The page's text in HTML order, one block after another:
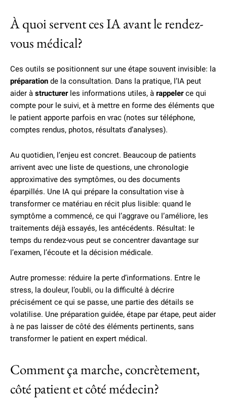
À quoi servent ces IA avant le rendez-
vous médical?
Ces outils se positionnent sur une étape souvent invisible: la
préparation de la consultation. Dans la pratique, l’IA peut
aider à structurerles informations utiles, à rappelerce qui
compte pour le suivi, et à mettre en forme des éléments que
le patient apporte parfois en vrac (notes sur téléphone,
comptes rendus, photos, résultats d’analyses).
Au quotidien, l’enjeu est concret. Beaucoup de patients
arrivent avec une liste de questions, une chronologie
approximative des symptômes, ou des documents
éparpillés. Une IA qui prépare la consultation vise à
transformer ce matériau en récit plus lisible: quand le
symptôme a commencé, ce qui l’aggrave ou l’améliore, les
traitements déjà essayés, les antécédents. Résultat: le
temps du rendez-vous peut se concentrer davantage sur
l’examen, l’écoute et la décision médicale.
Autre promesse: réduire la perte d’informations. Entre le
stress, la douleur, l’oubli, ou la difficulté à décrire
précisément ce qui se passe, une partie des détails se
volatilise. Une préparation guidée, étape par étape, peut aider
à ne pas laisser de côté des éléments pertinents, sans
transformer le patient en expert médical.
Comment ça marche, concrètement,
côté patient et côté médecin?